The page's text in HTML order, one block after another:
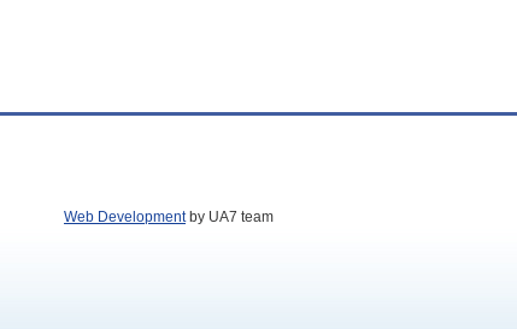
Web Developmentby UA7 team